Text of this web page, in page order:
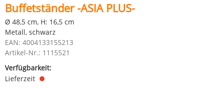
Buffetständer -ASIA PLUS-
Ø 48,5 cm, H: 16,5 cm
Metall, schwarz
EAN: 4004133155213
Artikel-Nr.: 1115521
Verfügbarkeit:
Lieferzeit